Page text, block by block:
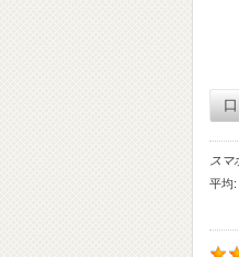
スマ
平均: